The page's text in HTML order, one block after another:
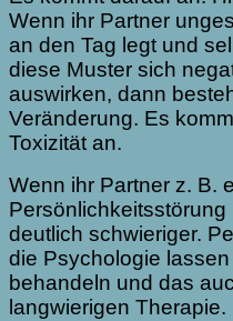
Wenn ihr Partner
an den Tag legt und
diese Muster sich
auswirken, dann
Veränderung. Es
Toxizität an.
Wenn ihr Partner z. B.
deutlich schwieriger.
die Psychologie
behandeln und das
langwierigen Therapie.